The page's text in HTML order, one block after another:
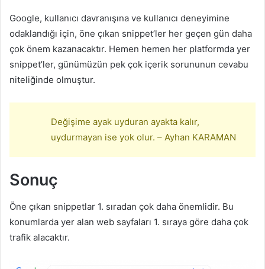
Google, kullanıcı davranışına ve kullanıcı deneyimine
odaklandığı için, öne çıkan snippet’ler her geçen gün daha
çok önem kazanacaktır. Hemen hemen her platformda yer
snippet’ler, günümüzün pek çok içerik sorununun cevabu
niteliğinde olmuştur.
Değişime ayak uyduran ayakta kalır,
uydurmayan ise yok olur. – Ayhan KARAMAN
Sonuç
Öne çıkan snippetlar 1. sıradan çok daha önemlidir. Bu
konumlarda yer alan web sayfaları 1. sıraya göre daha çok
trafik alacaktır.